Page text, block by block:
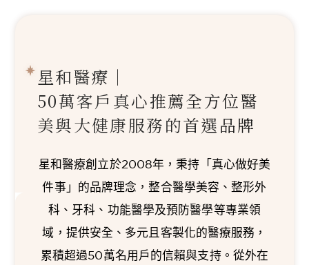
星和醫療｜
50萬客戶真心推薦全方位醫
美與大健康服務的首選品牌
星和醫療創立於2008年，秉持「真心做好美
件事」的品牌理念，整合醫學美容、整形外
科、牙科、功能醫學及預防醫學等專業領
域，提供安全、多元且客製化的醫療服務，
累積超過50萬名用戶的信賴與支持。從外在